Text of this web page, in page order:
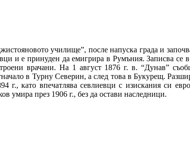
училище”, после напуска града и
и е принуден да емигрира в Румъния. Записва се
врачани. На 1 август 1876 г. в. “Дунав”
в Турну Северин, а след това в Букурещ.
г., като впечатлява севлиевци с изискания си
умира през 1906 г., без да остави наследници.​​​​​​